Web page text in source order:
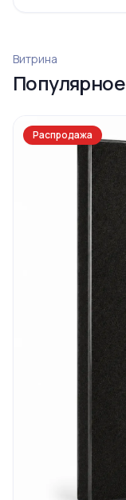
Ограда 6
Витрина
Популярное
Распродажа